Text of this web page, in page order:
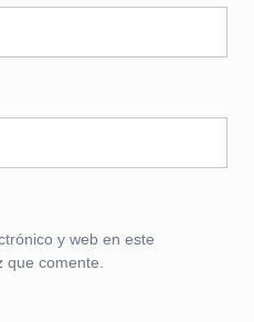
y web en este
comente.